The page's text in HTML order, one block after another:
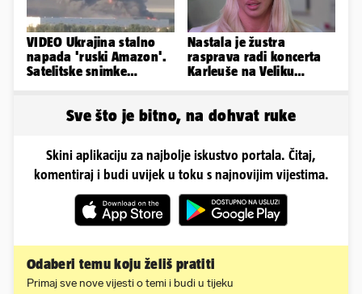
VIDEO Ukrajina stalno
napada 'ruski Amazon'.
Satelitske snimke
Nastala je žustra
rasprava radi koncerta
Karleuše na Veliku
Sve što je bitno, na dohvat ruke
Skini aplikaciju za najbolje iskustvo portala. Čitaj,
komentiraj i budi uvijek u toku s najnovijim vijestima.
Odaberi temu koju želiš pratiti
Primaj sve nove vijesti o temi i budi u tijeku